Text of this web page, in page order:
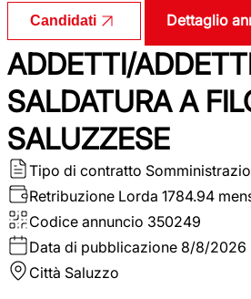
Candidati Dettaglio
ADDETTI/
SALDATURA A
SALUZZESE
Tipo di contratto
Retribuzione Lorda 1784.94
Codice annuncio 350249
Data di pubblicazione 8/8/2026
Città Saluzzo